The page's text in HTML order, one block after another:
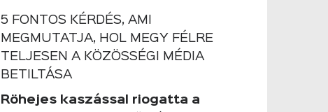
5 FONTOS KÉRDÉS, AMI
MEGMUTATJA, HOL MEGY FÉLRE
TELJESEN A KÖZÖSSÉGI MÉDIA
BETILTÁSA
Röhejes kaszással riogatta a